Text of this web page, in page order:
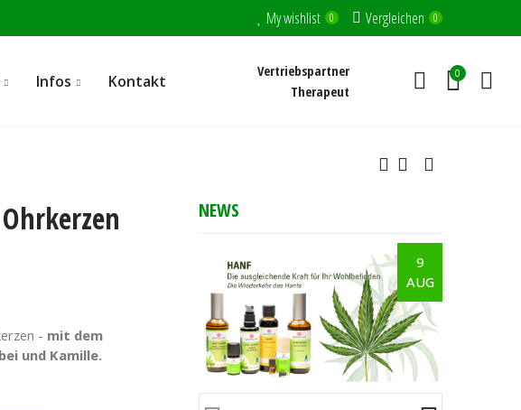
My wishlist 0 Vergleichen 0
Infos Kontakt
Vertriebspartner
Therapeut
0
- mit dem
und Kamille.
NEWS
9
AUG